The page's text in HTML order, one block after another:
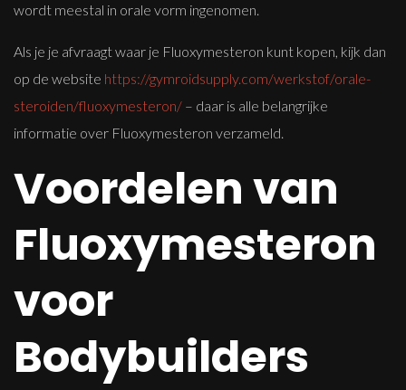
wordt meestal in orale vorm ingenomen.
Als je je afvraagt ​​waar je Fluoxymesteron kunt kopen, kijk dan
op de website https://gymroidsupply.com/werkstof/orale-
steroiden/fluoxymesteron/ – daar is alle belangrijke
informatie over Fluoxymesteron verzameld.
Voordelen van
Fluoxymesteron
voor
Bodybuilders